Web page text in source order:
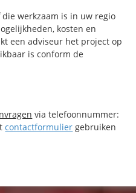
die werkzaam is in uw regio
kosten en
een adviseur het project op
is conform de
via telefoonnummer:
contactformulier gebruiken